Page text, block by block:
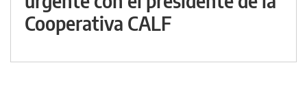
Cooperativa CALF